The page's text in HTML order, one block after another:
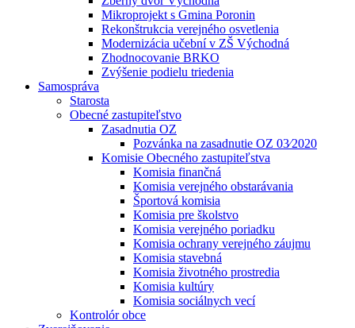
Mikroprojekt s Gmina Poronin
Rekonštrukcia verejného osvetlenia
Modernizácia učební v ZŠ Východná
Zhodnocovanie BRKO
Zvýšenie podielu triedenia
Samospráva
Starosta
Obecné zastupiteľstvo
Zasadnutia OZ
Pozvánka na zasadnutie OZ 03⁄2020
Komisie Obecného zastupiteľstva
Komisia finančná
Komisia verejného obstarávania
Športová komisia
Komisia pre školstvo
Komisia verejného poriadku
Komisia ochrany verejného záujmu
Komisia stavebná
Komisia životného prostredia
Komisia kultúry
Komisia sociálnych vecí
Kontrolór obce